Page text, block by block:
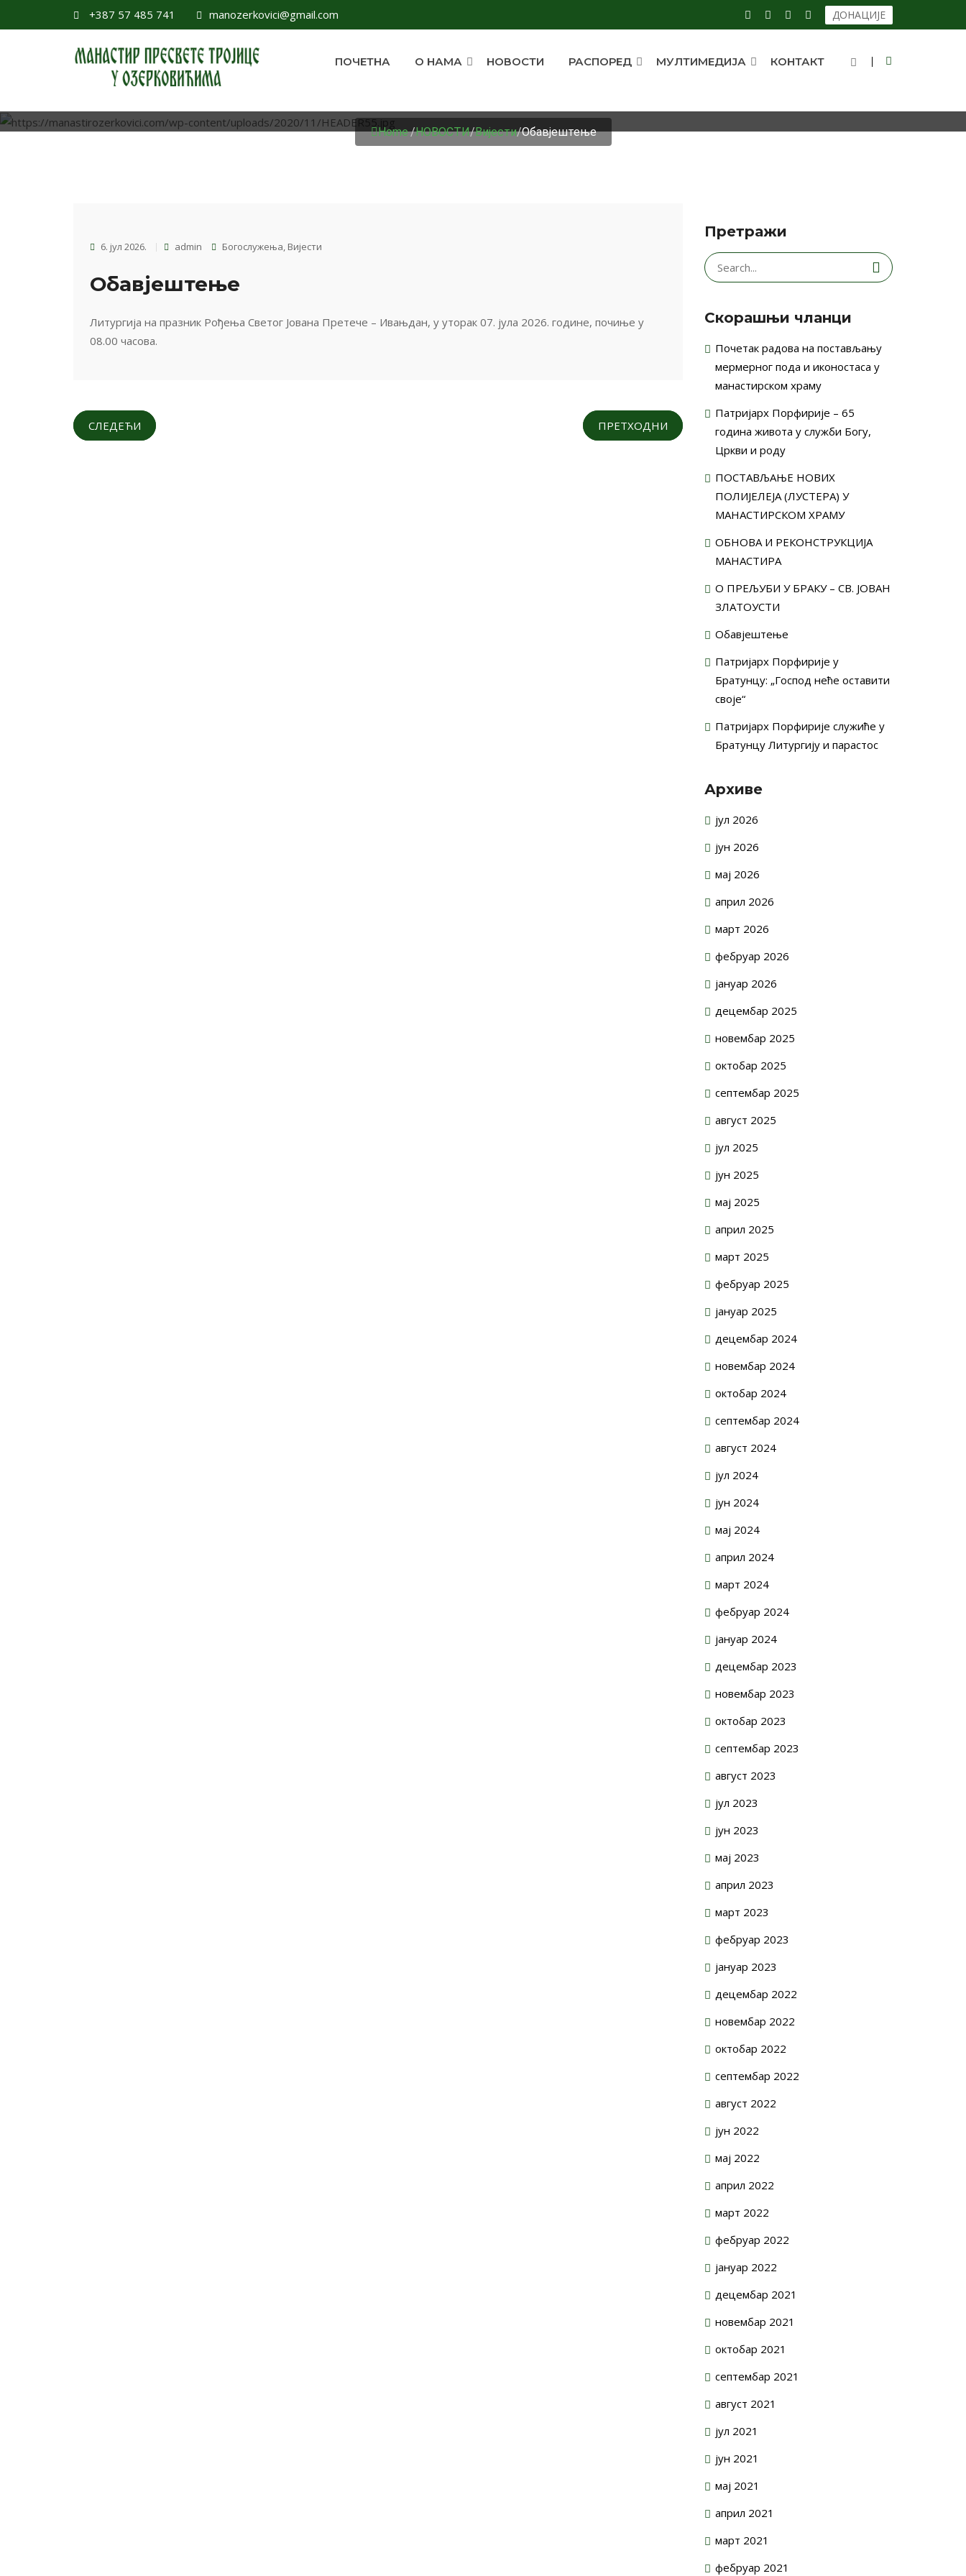
+387 57 485 741 manozerkovici@gmail.com ДОНАЦИЈЕ
ПОЧЕТНА О НАМА НОВОСТИ РАСПОРЕД МУЛТИМЕДИЈА КОНТАКТ
Home/НОВОСТИ/Вијести/Обавјештење
6. јул 2026. admin Богослужења, Вијести
Обавјештење
Литургија на празник Рођења Светог Јована Претече – Ивањдан, у уторак 07. јула 2026. године, почиње у
08.00 часова.
СЛЕДЕЋИ ПРЕТХОДНИ
Претражи
Search
for:
Скорашњи чланци
Почетак радова на постављању
мермерног пода и иконостаса у
манастирском храму
Патријарх Порфирије – 65
година живота у служби Богу,
Цркви и роду
ПОСТАВЉАЊЕ НОВИХ
ПОЛИЈЕЛЕЈА (ЛУСТЕРА) У
МАНАСТИРСКОМ ХРАМУ
ОБНОВА И РЕКОНСТРУКЦИЈА
МАНАСТИРА
О ПРЕЉУБИ У БРАКУ – СВ. ЈОВАН
ЗЛАТОУСТИ
Обавјештење
Патријарх Порфирије у
Братунцу: „Господ неће оставити
своје“
Патријарх Порфирије служиће у
Братунцу Литургију и парастос
Архиве
јул 2026
јун 2026
мај 2026
април 2026
март 2026
фебруар 2026
јануар 2026
децембар 2025
новембар 2025
октобар 2025
септембар 2025
август 2025
јул 2025
јун 2025
мај 2025
април 2025
март 2025
фебруар 2025
јануар 2025
децембар 2024
новембар 2024
октобар 2024
септембар 2024
август 2024
јул 2024
јун 2024
мај 2024
април 2024
март 2024
фебруар 2024
јануар 2024
децембар 2023
новембар 2023
октобар 2023
септембар 2023
август 2023
јул 2023
јун 2023
мај 2023
април 2023
март 2023
фебруар 2023
јануар 2023
децембар 2022
новембар 2022
октобар 2022
септембар 2022
август 2022
јун 2022
мај 2022
април 2022
март 2022
фебруар 2022
јануар 2022
децембар 2021
новембар 2021
октобар 2021
септембар 2021
август 2021
јул 2021
јун 2021
мај 2021
април 2021
март 2021
фебруар 2021